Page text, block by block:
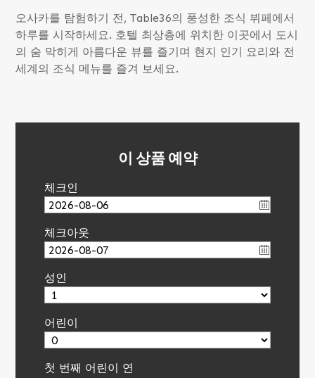
오사카를 탐험하기 전, Table36의 풍성한 조식 뷔페에서
하루를 시작하세요. 호텔 최상층에 위치한 이곳에서 도시
의 숨 막히게 아름다운 뷰를 즐기며 현지 인기 요리와 전
세계의 조식 메뉴를 즐겨 보세요.
이 상품 예약
체크인
체크아웃
성인
어린이
첫 번째 어린이 연